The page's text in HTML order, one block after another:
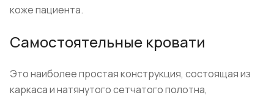
коже пациента.
Самостоятельные кровати
Это наиболее простая конструкция, состоящая из
каркаса и натянутого сетчатого полотна,